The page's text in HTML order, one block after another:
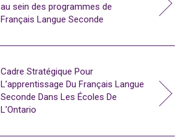
au sein des programmes de
Français Langue Seconde
Cadre Stratégique Pour
L’apprentissage Du Français Langue
Seconde Dans Les Écoles De
L’Ontario